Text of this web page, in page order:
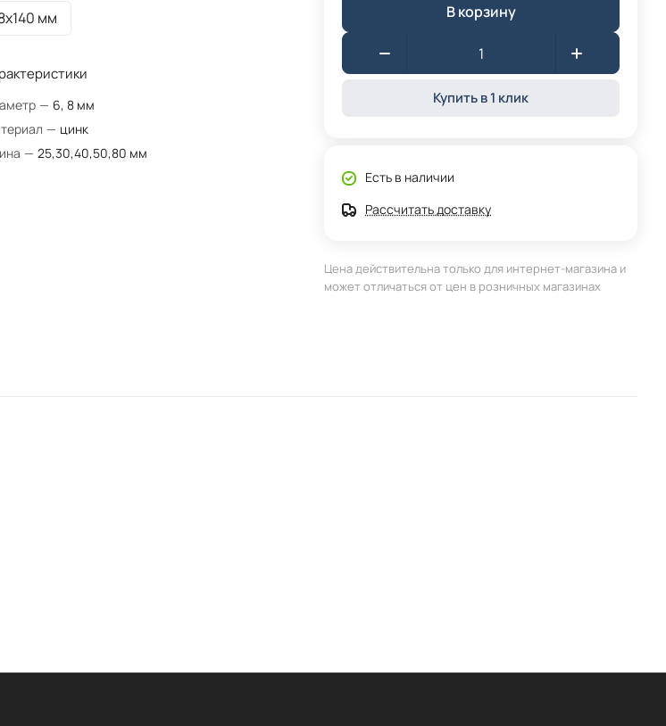
мм
— 6, 8 мм
— цинк
— 25,30,40,50,80 мм
В корзину
Купить в 1 клик
Есть в наличии
Рассчитать доставку
Цена действительна только для интернет-магазина и
может отличаться от цен в розничных магазинах